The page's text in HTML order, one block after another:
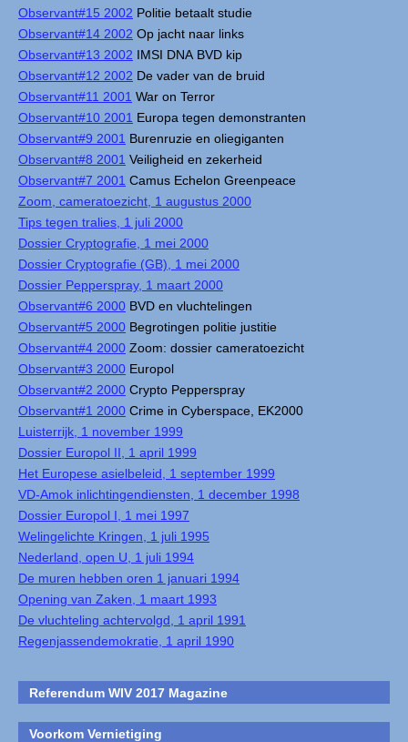
Observant#15 2002 Politie betaalt studie
Observant#14 2002 Op jacht naar links
Observant#13 2002 IMSI DNA BVD kip
Observant#12 2002 De vader van de bruid
Observant#11 2001 War on Terror
Observant#10 2001 Europa tegen demonstranten
Observant#9 2001 Burenruzie en oliegiganten
Observant#8 2001 Veiligheid en zekerheid
Observant#7 2001 Camus Echelon Greenpeace
Zoom, cameratoezicht, 1 augustus 2000
Tips tegen tralies, 1 juli 2000
Dossier Cryptografie, 1 mei 2000
Dossier Cryptografie (GB), 1 mei 2000
Dossier Pepperspray, 1 maart 2000
Observant#6 2000 BVD en vluchtelingen
Observant#5 2000 Begrotingen politie justitie
Observant#4 2000 Zoom: dossier cameratoezicht
Observant#3 2000 Europol
Observant#2 2000 Crypto Pepperspray
Observant#1 2000 Crime in Cyberspace, EK2000
Luisterrijk, 1 november 1999
Dossier Europol II, 1 april 1999
Het Europese asielbeleid, 1 september 1999
VD-Amok inlichtingendiensten, 1 december 1998
Dossier Europol I, 1 mei 1997
Welingelichte Kringen, 1 juli 1995
Nederland, open U, 1 juli 1994
De muren hebben oren 1 januari 1994
Opening van Zaken, 1 maart 1993
De vluchteling achtervolgd, 1 april 1991
Regenjassendemokratie, 1 april 1990
Referendum WIV 2017 Magazine
Voorkom Vernietiging